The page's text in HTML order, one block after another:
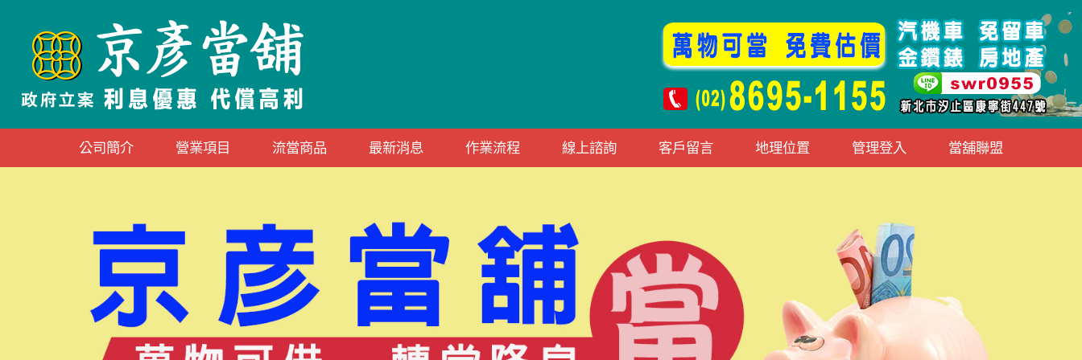
公司簡介 營業項目 流當商品 最新消息 作業流程 線上諮詢 客戶留言 地理位置 管理登入 當舖聯盟